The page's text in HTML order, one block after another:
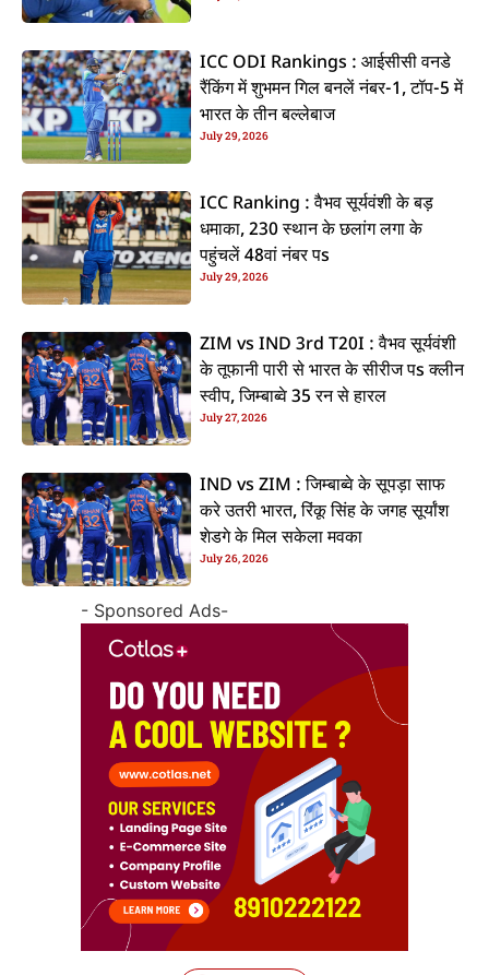
ICC ODI Rankings : आईसीसी वनडे
रैंकिंग में शुभमन गिल बनलें नंबर-1, टॉप-5 में
भारत के तीन बल्लेबाज
July 29, 2026
ICC Ranking : वैभव सूर्यवंशी के बड़
धमाका, 230 स्थान के छलांग लगा के
पहुंचलें 48वां नंबर पs
July 29, 2026
ZIM vs IND 3rd T20I : वैभव सूर्यवंशी
के तूफानी पारी से भारत के सीरीज पs क्लीन
स्वीप, जिम्बाब्वे 35 रन से हारल
July 27, 2026
IND vs ZIM : जिम्बाब्वे के सूपड़ा साफ
करे उतरी भारत, रिंकू सिंह के जगह सूर्यांश
शेडगे के मिल सकेला मवका
July 26, 2026
- Sponsored Ads-